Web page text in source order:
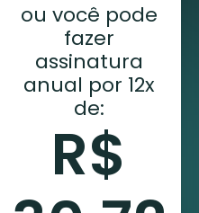
ou você pode
fazer
assinatura
anual por 12x
de:
R$